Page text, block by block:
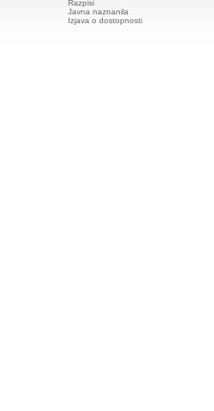
Razpisi
Javna naznanila
Izjava o dostopnosti